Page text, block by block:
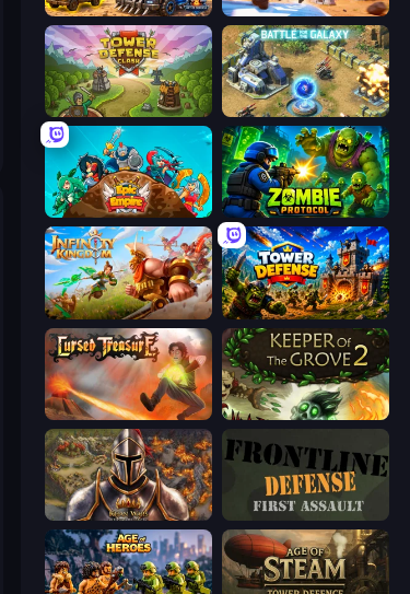
AOD - Art Of Defense Tower Battle
Tower Defense Clash Battle for the Galaxy
Epic Empire: Tower Defense Zombie Protocol
Infinity Kingdom Tower Defense
Cursed Treasure Keeper of the Grove 2
Khan Wars Frontline Defense